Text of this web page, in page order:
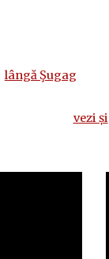
lângă Şugag
vezi și